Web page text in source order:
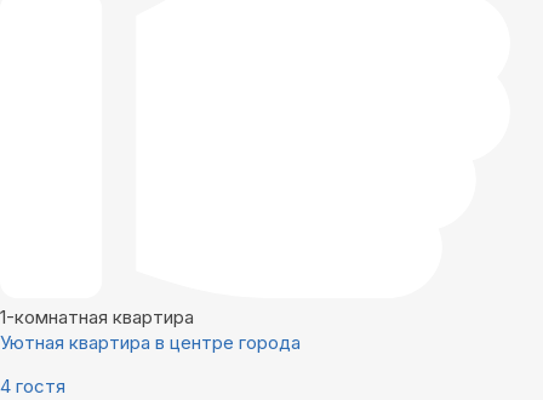
1-комнатная квартира
Уютная квартира в центре города
4 гостя